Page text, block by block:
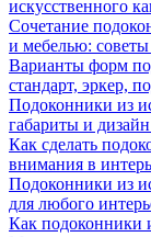
искусственного
Сочетание
и мебелью: советы
Варианты форм
стандарт, эркер,
Подоконники из
габариты и
Как сделать
внимания в
Подоконники из
для любого
Как подоконники